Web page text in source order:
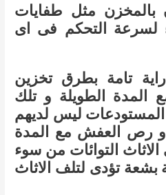
مثل طفايات
لسرعة التحكم فى اى
تامة بطرق تخزين
الطويلة و تلك
المستودعات ليس لديهم
رص العفش مع المدة
التوائات من سوء
تؤدى لتلف الاثاث